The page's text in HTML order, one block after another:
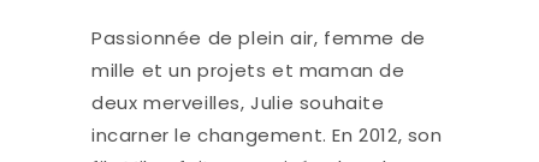
Passionnée de plein air, femme de
mille et un projets et maman de
deux merveilles, Julie souhaite
incarner le changement. En 2012, son